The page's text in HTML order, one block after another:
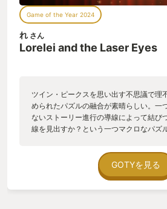
Game of the Year 2024
れ さん
Lorelei and the Laser Eyes
ツイン・ピークスを思い出す不思議で理
められたパズルの融合が素晴らしい。一
ないストーリー進行の導線によって結び
線を見出すか？という一つマクロなパズ
GOTYを見る